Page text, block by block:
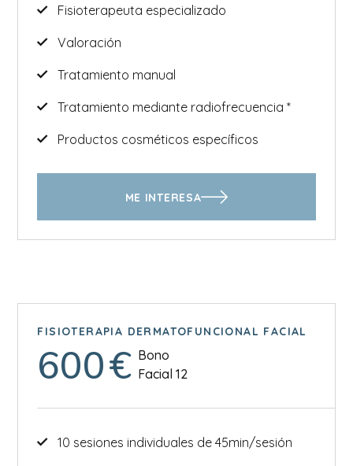
Fisioterapeuta especializado
Valoración
Tratamiento manual
Tratamiento mediante radiofrecuencia *
Productos cosméticos específicos
ME INTERESA
FISIOTERAPIA DERMATOFUNCIONAL FACIAL
600€ Bono
Facial 12
10 sesiones individuales de 45min/sesión